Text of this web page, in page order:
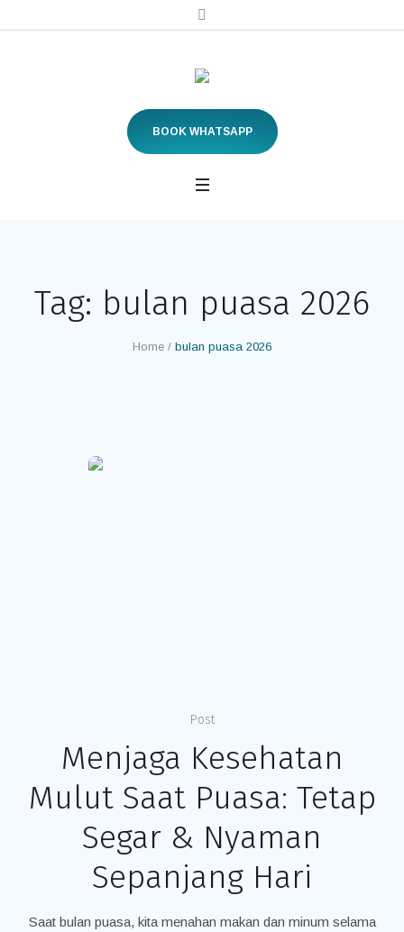
BOOK WHATSAPP
Tag: bulan puasa 2026
Home / bulan puasa 2026
Post
Menjaga Kesehatan
Mulut Saat Puasa: Tetap
Segar & Nyaman
Sepanjang Hari
Saat bulan puasa, kita menahan makan dan minum selama